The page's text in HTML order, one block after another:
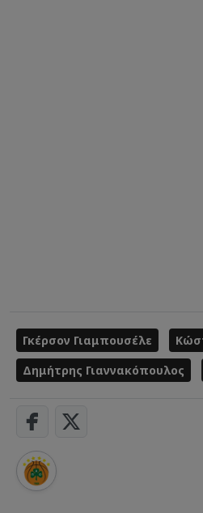
Γκέρσον Γιαμπουσέλε
Δημήτρης Γιαννακόπουλος